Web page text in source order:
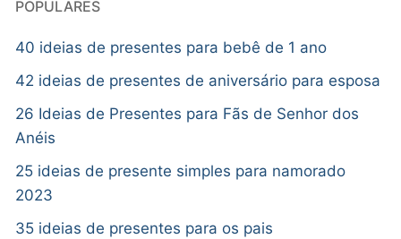
POPULARES
40 ideias de presentes para bebê de 1 ano
42 ideias de presentes de aniversário para esposa
26 Ideias de Presentes para Fãs de Senhor dos
Anéis
25 ideias de presente simples para namorado
2023
35 ideias de presentes para os pais